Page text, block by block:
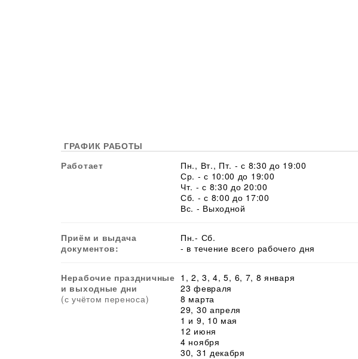
ГРАФИК РАБОТЫ
Работает
Пн., Вт., Пт. - с 8:30 до 19:00
Ср. - с 10:00 до 19:00
Чт. - с 8:30 до 20:00
Сб. - с 8:00 до 17:00
Вс. - Выходной
Приём и выдача
документов:
Пн.- Сб.
- в течение всего рабочего дня
Нерабочие праздничные
и выходные дни
(с учётом переноса)
1, 2, 3, 4, 5, 6, 7, 8 января
23 февраля
8 марта
29, 30 апреля
1 и 9, 10 мая
12 июня
4 ноября
30, 31 декабря